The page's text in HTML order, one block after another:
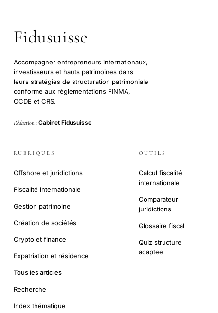
Fidusuisse
Accompagner entrepreneurs internationaux,
investisseurs et hauts patrimoines dans
leurs stratégies de structuration patrimoniale
conforme aux réglementations FINMA,
OCDE et CRS.
Rédaction : Cabinet Fidusuisse
RUBRIQUES
Offshore et juridictions
Fiscalité internationale
Gestion patrimoine
Création de sociétés
Crypto et finance
Expatriation et résidence
Tous les articles
Recherche
Index thématique
OUTILS
Calcul fiscalité
internationale
Comparateur
juridictions
Glossaire fiscal
Quiz structure
adaptée